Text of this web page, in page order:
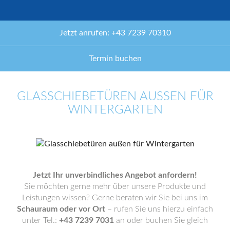
Jetzt anrufen: +43 7239 70310
Termin buchen
GLASSCHIEBETÜREN AUSSEN FÜR W
INTERGARTEN
Jetzt Ihr unverbindliches Angebot anfordern!
Sie möchten gerne mehr über unsere Produkte und
Leistungen wissen? Gerne beraten wir Sie bei uns im
Schauraum oder vor Ort – rufen Sie uns hierzu einfach
unter Tel.: +43 7239 7031 an oder buchen Sie gleich